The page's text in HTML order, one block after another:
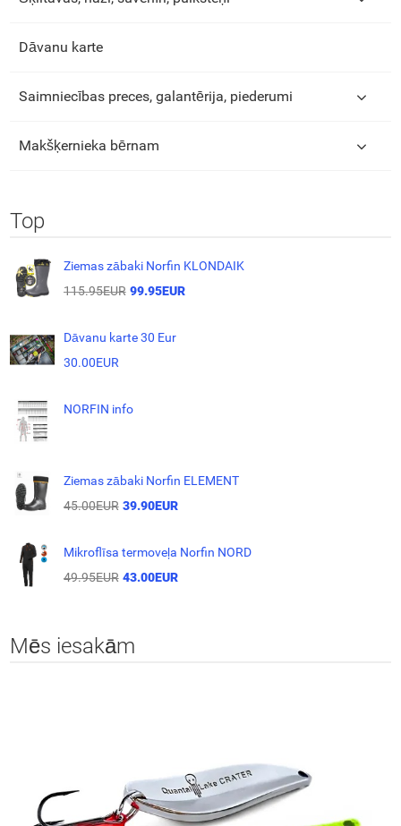
Dāvanu karte
Saimniecības preces, galantērija, piederumi
Makšķernieka bērnam
Top
Ziemas zābaki Norfin KLONDAIK
115.95EUR 99.95EUR
Dāvanu karte 30 Eur
30.00EUR
NORFIN info
Ziemas zābaki Norfin ELEMENT
45.00EUR 39.90EUR
Mikroflīsa termoveļa Norfin NORD
49.95EUR 43.00EUR
Mēs iesakām